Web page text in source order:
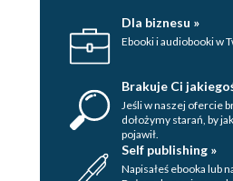
Dla biznesu »
Ebooki i audiobooki w
Brakuje Ci
Jeśli w naszej ofercie
dołożymy starań, by
pojawił.
Self publishing »
Napisałeś ebooka lub